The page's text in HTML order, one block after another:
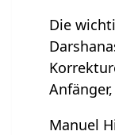
Die
Manuel